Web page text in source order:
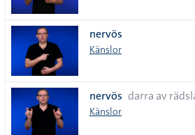
nervös
Känslor
nervös darra av
Känslor